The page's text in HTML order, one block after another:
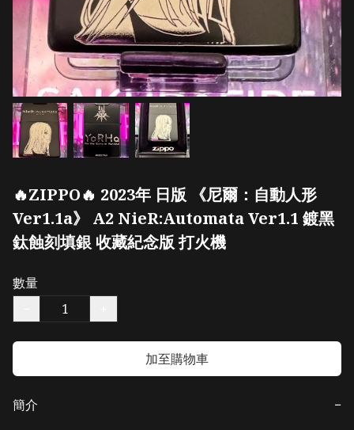
🔥ZIPPO🔥 2023年 日版 《尼爾：自動人形
Ver1.1a》 A2 NieR:Automata Ver1.1 鍍黑
鈦蝕刻填銀 收藏紀念版 打火機
數量
加至購物車
簡介
−